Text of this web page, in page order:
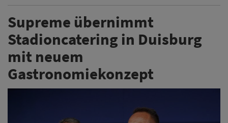
Supreme übernimmt
Stadioncatering in Duisburg
mit neuem
Gastronomiekonzept